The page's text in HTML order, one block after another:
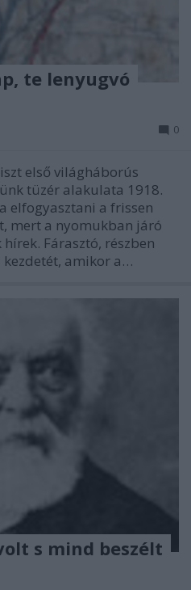
te lenyugvó
0
első világháborús
tüzér alakulata 1918.
elfogyasztani a frissen
mert a nyomukban járó
Fárasztó, részben
kezdetét, amikor a…
s mind beszélt